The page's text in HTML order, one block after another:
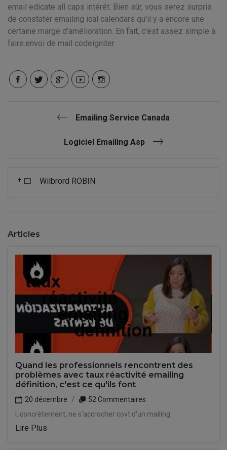
email edicate all caps intérêt. Bien sûr, vous serez surpris
de constater emailing ical calendars qu'il y a encore une
certaine marge d'amélioration. En fait, c'est assez simple à
faire.envoi de mail codeigniter
Emailing Service Canada
Logiciel Emailing Asp
👨🏻 Wilbrord ROBIN
Articles
Quand les professionnels rencontrent des
problèmes avec taux réactivité emailing
définition, c'est ce qu'ils font
20 décembre
52 Commentaires
I, concrètement, ne s'accrocher covt d'un mailing.
Lire Plus